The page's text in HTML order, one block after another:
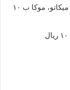
كوب قهوة تركي، فرتسي، هوت شوكليت، ميكاتو، موكا ب ١٠